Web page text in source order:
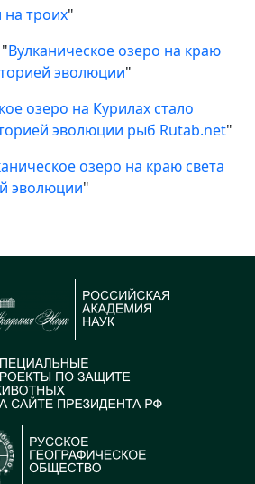
троих"
Вулканическое озеро на краю
эволюции"
озеро на Курилах стало
эволюции рыб Rutab.net"
озеро на краю света
эволюции"